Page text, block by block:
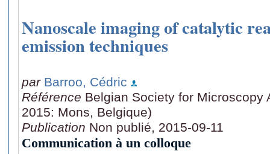
Nanoscale imaging of catalytic
emission techniques
par Barroo, Cédric
Référence Belgian Society for Microscopy
2015: Mons, Belgique)
Publication Non publié, 2015-09-11
Communication à un colloque